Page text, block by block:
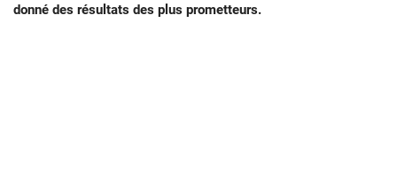
donné des résultats des plus prometteurs.